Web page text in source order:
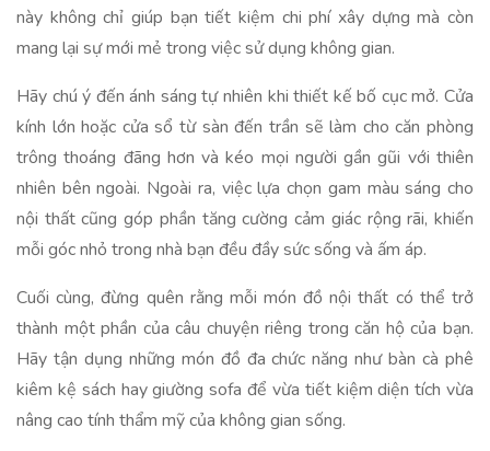
này không chỉ giúp bạn tiết kiệm chi phí xây dựng mà còn
mang lại sự mới mẻ trong việc sử dụng không gian.
Hãy chú ý đến ánh sáng tự nhiên khi thiết kế bố cục mở. Cửa
kính lớn hoặc cửa sổ từ sàn đến trần sẽ làm cho căn phòng
trông thoáng đãng hơn và kéo mọi người gần gũi với thiên
nhiên bên ngoài. Ngoài ra, việc lựa chọn gam màu sáng cho
nội thất cũng góp phần tăng cường cảm giác rộng rãi, khiến
mỗi góc nhỏ trong nhà bạn đều đầy sức sống và ấm áp.
Cuối cùng, đừng quên rằng mỗi món đồ nội thất có thể trở
thành một phần của câu chuyện riêng trong căn hộ của bạn.
Hãy tận dụng những món đồ đa chức năng như bàn cà phê
kiêm kệ sách hay giường sofa để vừa tiết kiệm diện tích vừa
nâng cao tính thẩm mỹ của không gian sống.